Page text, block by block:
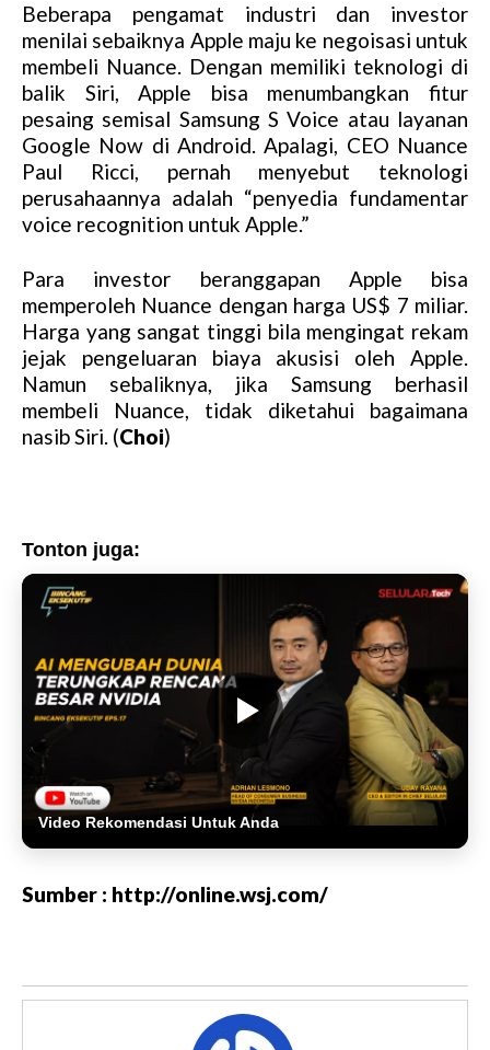
Beberapa pengamat industri dan investor
menilai sebaiknya Apple maju ke negoisasi untuk
membeli Nuance. Dengan memiliki teknologi di
balik Siri, Apple bisa menumbangkan fitur
pesaing semisal Samsung S Voice atau layanan
Google Now di Android. Apalagi, CEO Nuance
Paul Ricci, pernah menyebut teknologi
perusahaannya adalah “penyedia fundamentar
voice recognition untuk Apple.”
Para investor beranggapan Apple bisa
memperoleh Nuance dengan harga US$ 7 miliar.
Harga yang sangat tinggi bila mengingat rekam
jejak pengeluaran biaya akusisi oleh Apple.
Namun sebaliknya, jika Samsung berhasil
membeli Nuance, tidak diketahui bagaimana
nasib Siri. (Choi)
Tonton juga:
Video Rekomendasi Untuk Anda
Sumber : http://online.wsj.com/